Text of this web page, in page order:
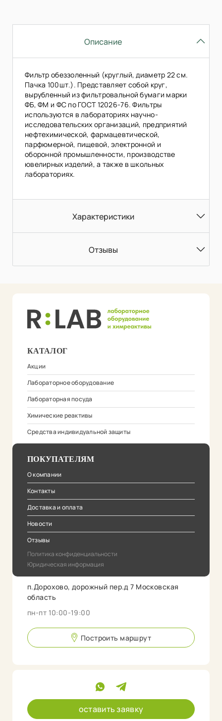
Описание
Фильтр обеззоленный (круглый, диаметр 22 см.
Пачка 100шт.). Представляет собой круг,
вырубленный из фильтровальной бумаги марки
ФБ, ФМ и ФС по ГОСТ 12026-76. Фильтры
используются в лабораториях научно-
исследовательских организаций, предприятий
нефтехимической, фармацевтической,
парфюмерной, пищевой, электронной и
оборонной промышленности, производстве
ювелирных изделий, а также в школьных
лабораториях.
Характеристики
Отзывы
КАТАЛОГ
Акции
Лабораторное оборудование
Лабораторная посуда
Химические реактивы
Средства индивидуальной защиты
ПОКУПАТЕЛЯМ
О компании
Контакты
Доставка и оплата
Новости
Отзывы
Политика конфиденциальности
Юридическая информация
п.Дорохово, дорожный пер.д 7 Московская
область
пн-пт 10:00-19:00
Построить маршрут
оставить заявку